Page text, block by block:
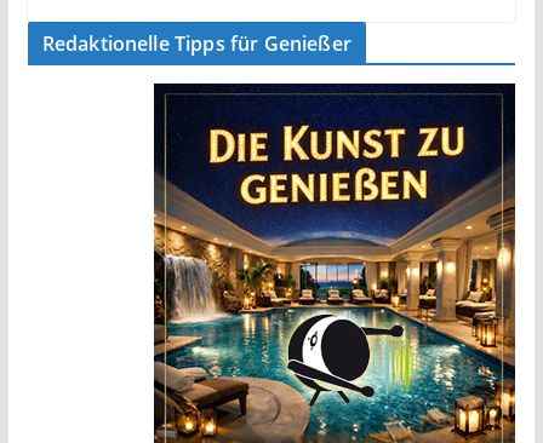
Redaktionelle Tipps für Genießer